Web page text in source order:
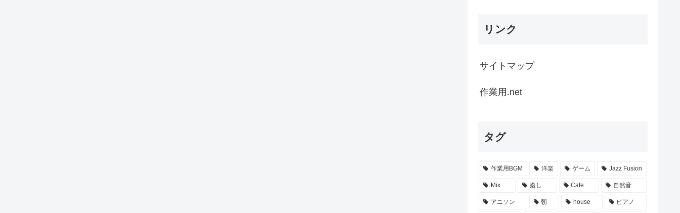
リンク
サイトマップ
作業用.net
タグ
作業用BGM 洋楽 ゲーム Jazz Fusion
Mix 癒し Cafe 自然音
アニソン 朝 house ピアノ